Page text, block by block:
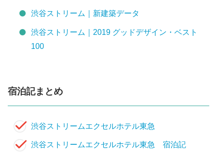
渋谷ストリーム｜新建築データ
渋谷ストリーム｜2019 グッドデザイン・ベスト
100
宿泊記まとめ
渋谷ストリームエクセルホテル東急
渋谷ストリームエクセルホテル東急 宿泊記